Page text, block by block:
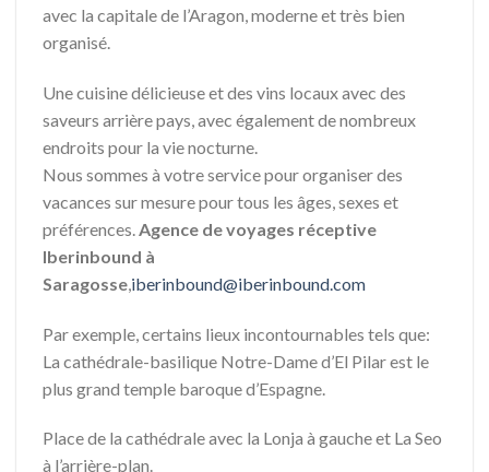
avec la capitale de l’Aragon, moderne et très bien
organisé.
Une cuisine délicieuse et des vins locaux avec des
saveurs arrière pays, avec également de nombreux
endroits pour la vie nocturne.
Nous sommes à votre service pour organiser des
vacances sur mesure pour tous les âges, sexes et
préférences. Agence de voyages réceptive
Iberinbound à
Saragosse iberinbound@iberinbound.com
Par exemple, certains lieux incontournables tels que:
La cathédrale-basilique Notre-Dame d’El Pilar est le
plus grand temple baroque d’Espagne.
Place de la cathédrale avec la Lonja à gauche et La Seo
à l’arrière-plan.